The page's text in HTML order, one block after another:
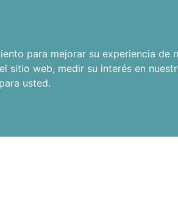
para mejorar su experiencia de
sitio web, medir su interés en
usted.